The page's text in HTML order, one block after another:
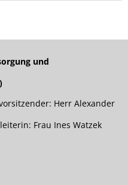
und
Herr Alexander
Frau Ines Watzek